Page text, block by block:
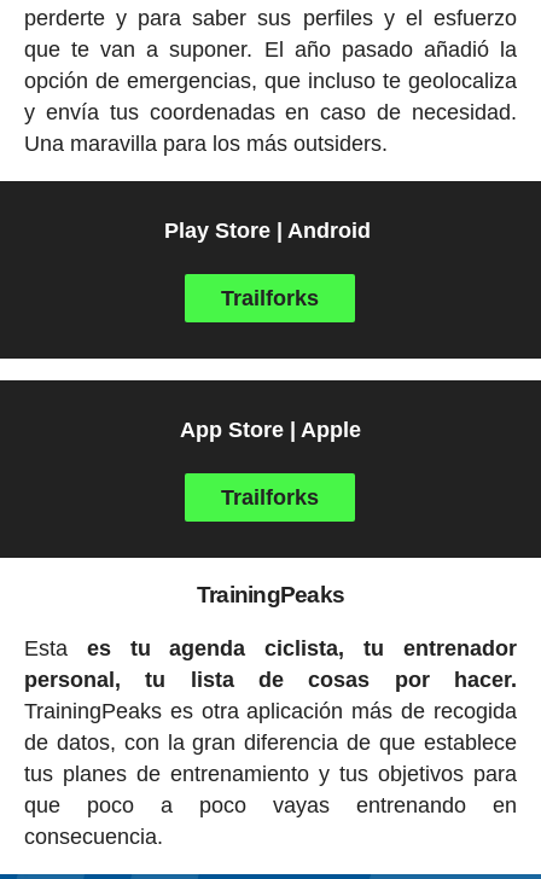
perderte y para saber sus perfiles y el esfuerzo
que te van a suponer. El año pasado añadió la
opción de emergencias, que incluso te geolocaliza
y envía tus coordenadas en caso de necesidad.
Una maravilla para los más outsiders.
Play Store | Android
Trailforks
App Store | Apple
Trailforks
TrainingPeaks
Esta es tu agenda ciclista, tu entrenador
personal, tu lista de cosas por hacer.
TrainingPeaks es otra aplicación más de recogida
de datos, con la gran diferencia de que establece
tus planes de entrenamiento y tus objetivos para
que poco a poco vayas entrenando en
consecuencia.